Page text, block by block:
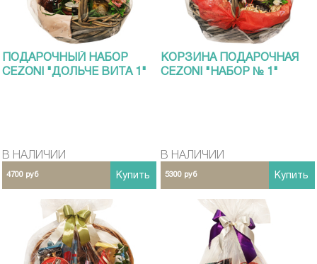
ПОДАРОЧНЫЙ НАБОР
CEZONI "ДОЛЬЧЕ ВИТА 1"
В НАЛИЧИИ
4700 руб Купить
КОРЗИНА ПОДАРОЧНАЯ
CEZONI "НАБОР № 1"
В НАЛИЧИИ
5300 руб Купить